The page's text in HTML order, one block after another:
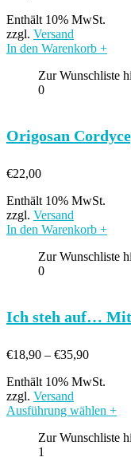
Enthält 10% MwSt.
zzgl. Versand
In den Warenkorb +
Zur Wunschliste
0
Origosan
€22,00
Enthält 10% MwSt.
zzgl. Versand
In den Warenkorb +
Zur Wunschliste
0
Ich steh auf…
€18,90 – €35,90
bis
Enthält 10% MwSt.
zzgl. Versand
Ausführung wählen +
Zur Wunschliste
1